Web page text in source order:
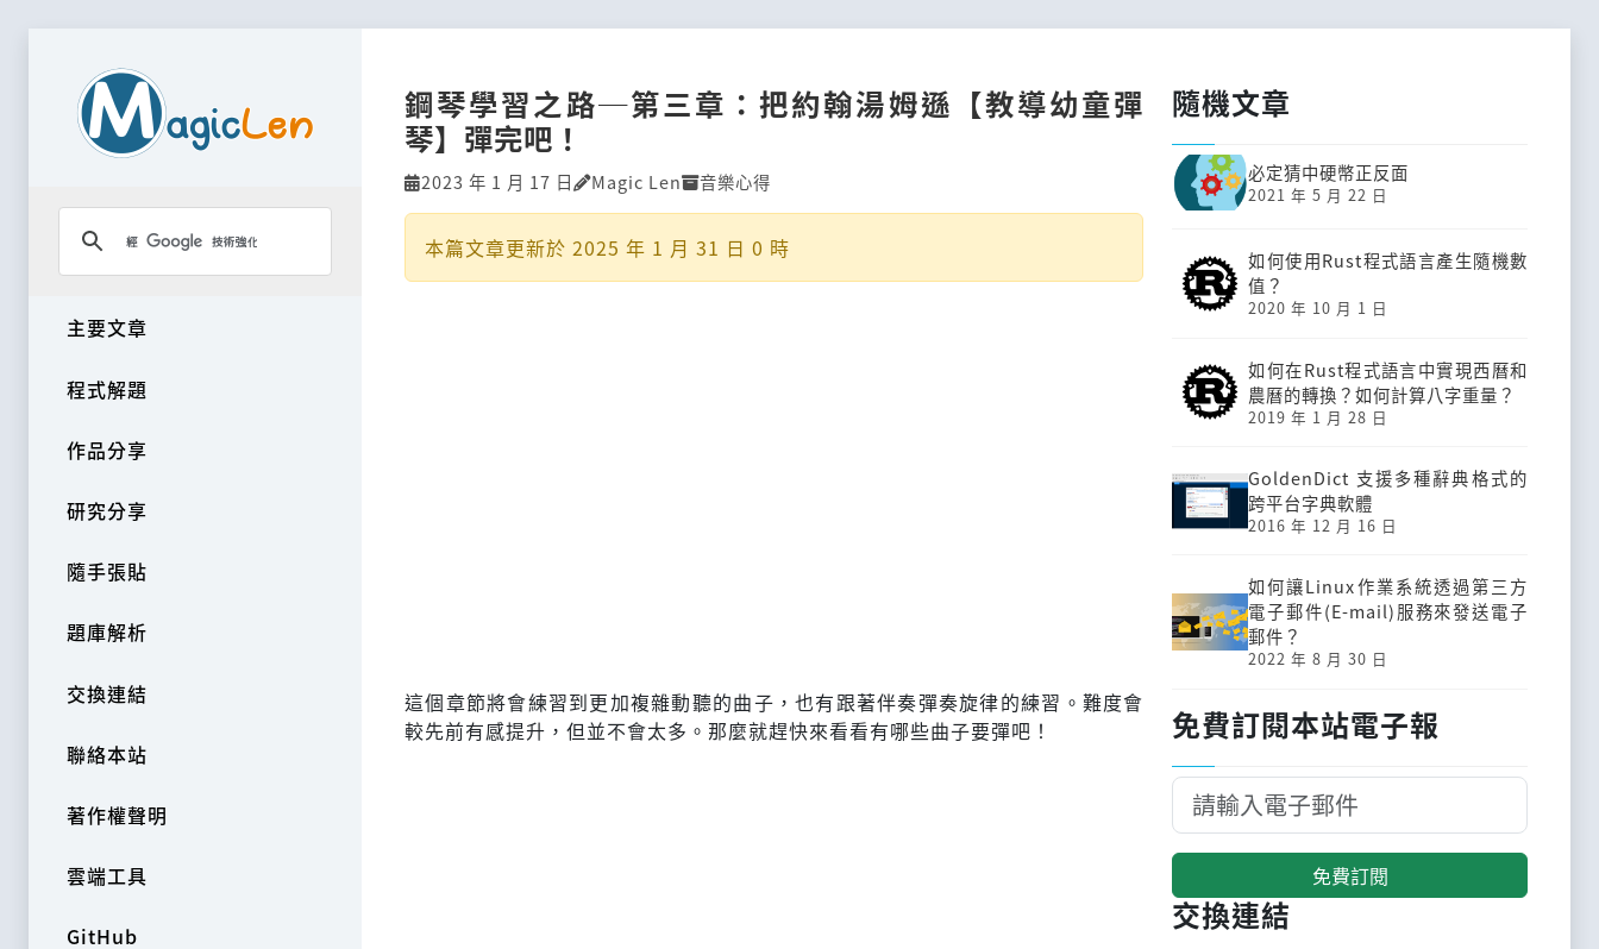
主要文章
程式解題
作品分享
研究分享
隨手張貼
題庫解析
交換連結
聯絡本站
著作權聲明
雲端工具
GitHub
鋼琴學習之路─第三章：把約翰湯姆遜【教導幼童彈
琴】彈完吧！
2023 年 1 月 17 日 Magic Len 音樂心得
本篇文章更新於 2025 年 1 月 31 日 0 時
這個章節將會練習到更加複雜動聽的曲子，也有跟著伴奏彈奏旋律的練習。難度會
較先前有感提升，但並不會太多。那麼就趕快來看看有哪些曲子要彈吧！
隨機文章
必定猜中硬幣正反面
2021 年 5 月 22 日
如何使用Rust程式語言產生隨機數
值？
2020 年 10 月 1 日
如何在Rust程式語言中實現西曆和
農曆的轉換？如何計算八字重量？
2019 年 1 月 28 日
GoldenDict 支援多種辭典格式的
跨平台字典軟體
2016 年 12 月 16 日
如何讓Linux作業系統透過第三方
電子郵件(E-mail)服務來發送電子
郵件？
2022 年 8 月 30 日
免費訂閱本站電子報
免費訂閱
交換連結